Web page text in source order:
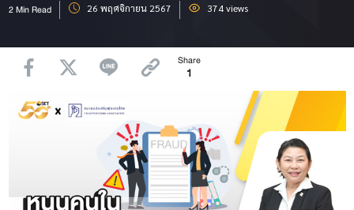
2 Min Read 26 พฤศจิกายน 2567 374 views
Share
1